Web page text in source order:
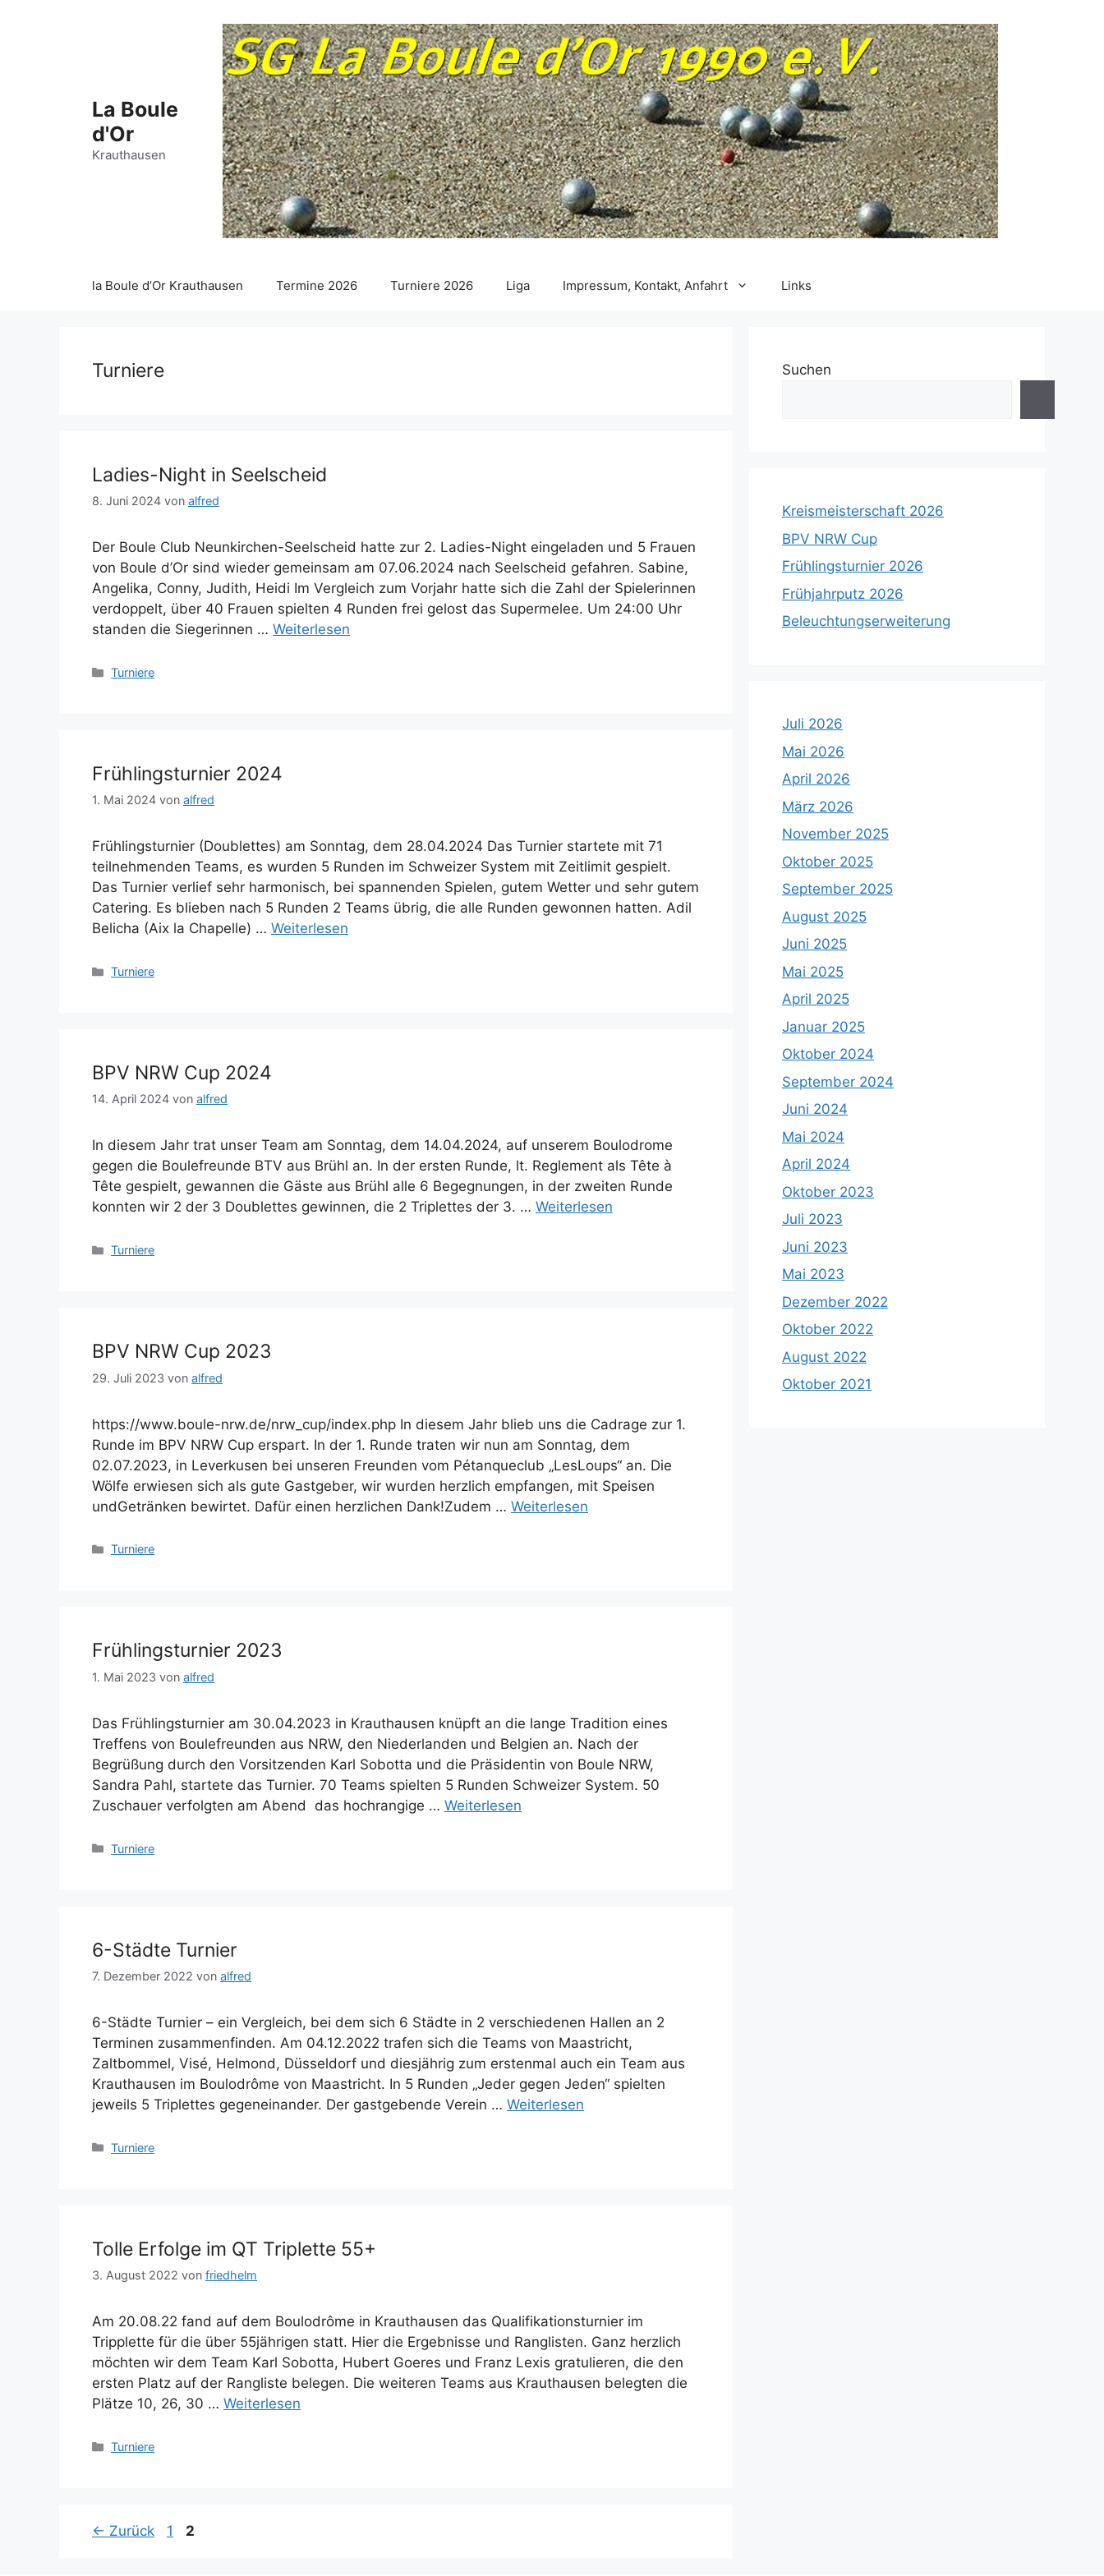
La Boule
d'Or
Krauthausen
la Boule d’Or Krauthausen Termine 2026 Turniere 2026 Liga Impressum, Kontakt, Anfahrt Links
Turniere
Ladies-Night in Seelscheid
8. Juni 2024 von alfred
Der Boule Club Neunkirchen-Seelscheid hatte zur 2. Ladies-Night eingeladen und 5 Frauen
von Boule d’Or sind wieder gemeinsam am 07.06.2024 nach Seelscheid gefahren. Sabine,
Angelika, Conny, Judith, Heidi Im Vergleich zum Vorjahr hatte sich die Zahl der Spielerinnen
verdoppelt, über 40 Frauen spielten 4 Runden frei gelost das Supermelee. Um 24:00 Uhr
standen die Siegerinnen … Weiterlesen
Kategorien
Turniere
Frühlingsturnier 2024
1. Mai 2024 von alfred
Frühlingsturnier (Doublettes) am Sonntag, dem 28.04.2024 Das Turnier startete mit 71
teilnehmenden Teams, es wurden 5 Runden im Schweizer System mit Zeitlimit gespielt.
Das Turnier verlief sehr harmonisch, bei spannenden Spielen, gutem Wetter und sehr gutem
Catering. Es blieben nach 5 Runden 2 Teams übrig, die alle Runden gewonnen hatten. Adil
Belicha (Aix la Chapelle) … Weiterlesen
Kategorien
Turniere
BPV NRW Cup 2024
14. April 2024 von alfred
In diesem Jahr trat unser Team am Sonntag, dem 14.04.2024, auf unserem Boulodrome
gegen die Boulefreunde BTV aus Brühl an. In der ersten Runde, lt. Reglement als Tête à
Tête gespielt, gewannen die Gäste aus Brühl alle 6 Begegnungen, in der zweiten Runde
konnten wir 2 der 3 Doublettes gewinnen, die 2 Triplettes der 3. … Weiterlesen
Kategorien
Turniere
BPV NRW Cup 2023
29. Juli 2023 von alfred
https://www.boule-nrw.de/nrw_cup/index.php In diesem Jahr blieb uns die Cadrage zur 1.
Runde im BPV NRW Cup erspart. In der 1. Runde traten wir nun am Sonntag, dem
02.07.2023, in Leverkusen bei unseren Freunden vom Pétanqueclub „LesLoups“ an. Die
Wölfe erwiesen sich als gute Gastgeber, wir wurden herzlich empfangen, mit Speisen
undGetränken bewirtet. Dafür einen herzlichen Dank!Zudem … Weiterlesen
Kategorien
Turniere
Frühlingsturnier 2023
1. Mai 2023 von alfred
Das Frühlingsturnier am 30.04.2023 in Krauthausen knüpft an die lange Tradition eines
Treffens von Boulefreunden aus NRW, den Niederlanden und Belgien an. Nach der
Begrüßung durch den Vorsitzenden Karl Sobotta und die Präsidentin von Boule NRW,
Sandra Pahl, startete das Turnier. 70 Teams spielten 5 Runden Schweizer System. 50
Zuschauer verfolgten am Abend das hochrangige … Weiterlesen
Kategorien
Turniere
6-Städte Turnier
7. Dezember 2022 von alfred
6-Städte Turnier – ein Vergleich, bei dem sich 6 Städte in 2 verschiedenen Hallen an 2
Terminen zusammenfinden. Am 04.12.2022 trafen sich die Teams von Maastricht,
Zaltbommel, Visé, Helmond, Düsseldorf und diesjährig zum erstenmal auch ein Team aus
Krauthausen im Boulodrôme von Maastricht. In 5 Runden „Jeder gegen Jeden“ spielten
jeweils 5 Triplettes gegeneinander. Der gastgebende Verein … Weiterlesen
Kategorien
Turniere
Tolle Erfolge im QT Triplette 55+
3. August 2022 von friedhelm
Am 20.08.22 fand auf dem Boulodrôme in Krauthausen das Qualifikationsturnier im
Tripplette für die über 55jährigen statt. Hier die Ergebnisse und Ranglisten. Ganz herzlich
möchten wir dem Team Karl Sobotta, Hubert Goeres und Franz Lexis gratulieren, die den
ersten Platz auf der Rangliste belegen. Die weiteren Teams aus Krauthausen belegten die
Plätze 10, 26, 30 … Weiterlesen
Kategorien
Turniere
← Zurück Seite
1 Seite
2
Suchen
Kreismeisterschaft 2026
BPV NRW Cup
Frühlingsturnier 2026
Frühjahrputz 2026
Beleuchtungserweiterung
Juli 2026
Mai 2026
April 2026
März 2026
November 2025
Oktober 2025
September 2025
August 2025
Juni 2025
Mai 2025
April 2025
Januar 2025
Oktober 2024
September 2024
Juni 2024
Mai 2024
April 2024
Oktober 2023
Juli 2023
Juni 2023
Mai 2023
Dezember 2022
Oktober 2022
August 2022
Oktober 2021